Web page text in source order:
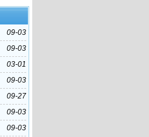
09-03
09-03
03-01
09-03
09-27
09-03
09-03